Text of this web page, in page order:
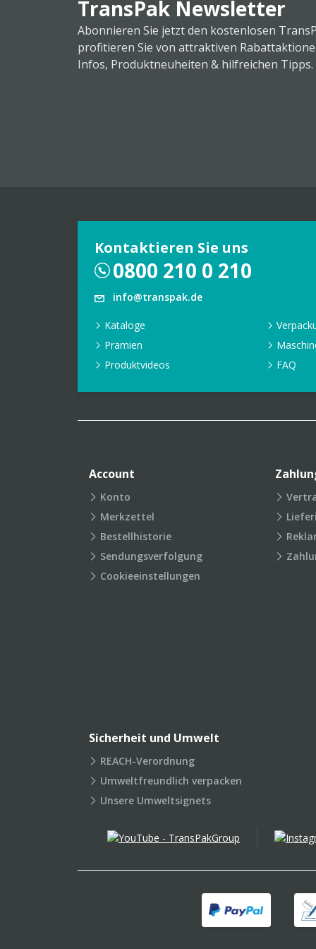
TransPak Newsletter
Abonnieren Sie jetzt den kostenlosen
profitieren Sie von attraktiven
Infos, Produktneuheiten & hilfreichen Tipps.
Kontaktieren Sie uns
0800 210 0 210
info@transpak.de
Kataloge
Prämien
Produktvideos
FAQ
Account
Konto
Merkzettel
Bestellhistorie
Sendungsverfolgung
Cookieeinstellungen
Sicherheit und Umwelt
REACH-Verordnung
Umweltfreundlich verpacken
Unsere Umweltsignets